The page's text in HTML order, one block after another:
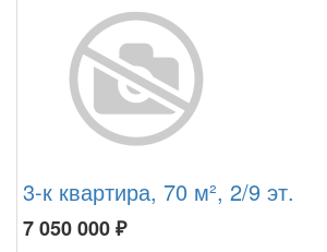
3-к квартира, 70 м², 2/9 эт.
7 050 000₽